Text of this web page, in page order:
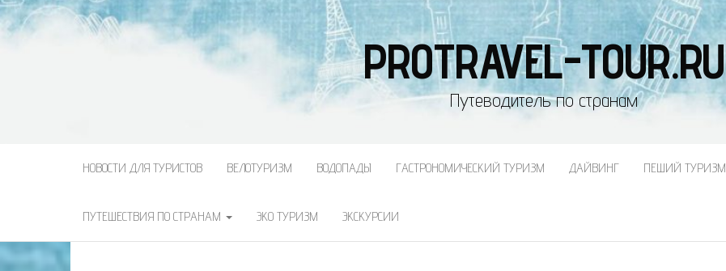
PROTRAVEL-TOUR.RU
Путеводитель по странам
НОВОСТИ ДЛЯ ТУРИСТОВ ВЕЛОТУРИЗМ ВОДОПАДЫ ГАСТРОНОМИЧЕСКИЙ ТУРИЗМ ДАЙВИНГ ПЕШИЙ ТУРИЗМ
ПУТЕШЕСТВИЯ ПО СТРАНАМ ЭКО ТУРИЗМ ЭКСКУРСИИ